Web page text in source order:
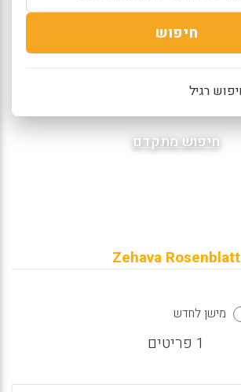
חיפוש
רגיל
חיפוש מתקדם
Zehava Rosenblatt
מישן לחדש
1 פריטים